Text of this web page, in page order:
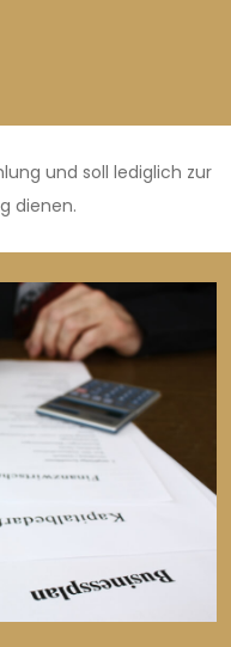
und soll lediglich zur
dienen.